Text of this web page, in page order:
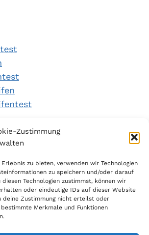
Zustimmung
zu bieten, verwenden wir Technologien
zu speichern und/oder darauf
diesen Technologien zustimmst, können wir
oder eindeutige IDs auf dieser Website
deine Zustimmung nicht erteilst oder
Merkmale und Funktionen